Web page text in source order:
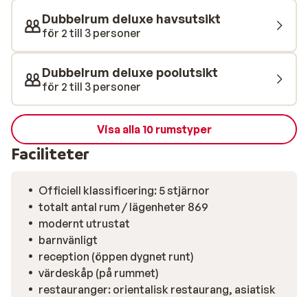
den spektakulära vattenparken. Njut av ett stort utbud
av matupplevelser från hela världen i hotellets
restauranger. Oavsett om du föredrar internationella
smaker eller lokala specialiteter, finns något för alla.
Kvällen rundas av bäst med en drink i någon av barerna
eller på en terrass med havsutsikt.
Dubbelrum deluxe havsutsikt
för 2 till 3 personer
Dubbelrum deluxe poolutsikt
för 2 till 3 personer
Visa alla 10 rumstyper
Faciliteter
Officiell klassificering: 5 stjärnor
totalt antal rum / lägenheter 869
modernt utrustat
barnvänligt
reception (öppen dygnet runt)
värdeskåp (på rummet)
restauranger: orientalisk restaurang, asiatisk